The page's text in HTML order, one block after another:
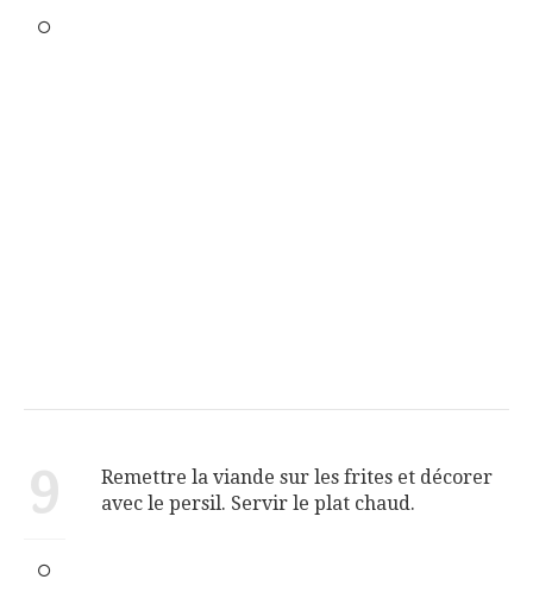
9
Remettre la viande sur les frites et décorer
avec le persil. Servir le plat chaud.